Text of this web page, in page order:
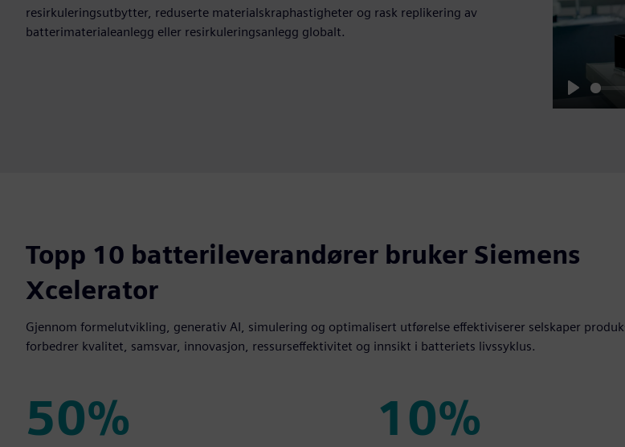
resirkuleringsutbytter, reduserte materialskraphastigheter og rask replikering av
batterimaterialeanlegg eller resirkuleringsanlegg globalt.
Play
Topp 10 batterileverandører bruker Siemens
Xcelerator
Gjennom formelutvikling, generativ AI, simulering og optimalisert utførelse effektiviserer selskaper
forbedrer kvalitet, samsvar, innovasjon, ressurseffektivitet og innsikt i batteriets livssyklus.
50% 10%